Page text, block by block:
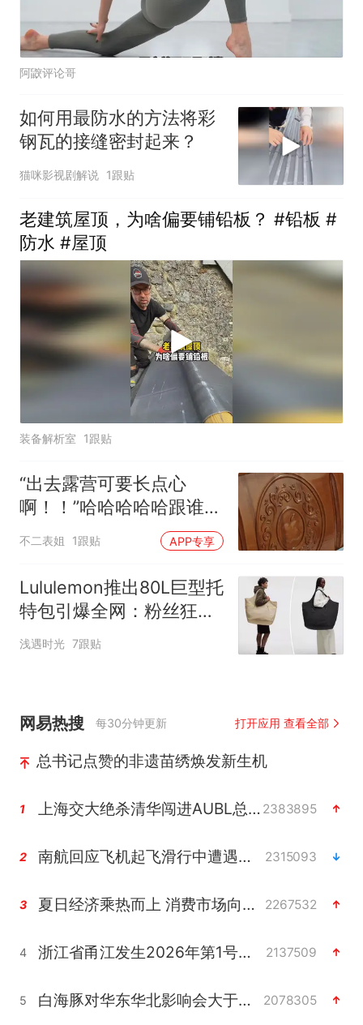
阿鼵评论哥
如何用最防水的方法将彩
钢瓦的接缝密封起来？
猫咪影视剧解说 1跟贴
老建筑屋顶，为啥偏要铺铅板？ #铅板 #
防水 #屋顶
装备解析室 1跟贴
“出去露营可要长点心
啊！！”哈哈哈哈哈跟谁借
的胆子敢这么干！！
不二表姐 1跟贴 APP专享
Lululemon推出80L巨型托
特包引爆全网：粉丝狂赞
“装下整个家”却吐槽“太小”
浅遇时光 7跟贴
网易热搜 每30分钟更新 打开应用 查看全部
总书记点赞的非遗苗绣焕发新生机
1 上海交大绝杀清华闯进AUBL总决赛 2383895
2 南航回应飞机起飞滑行中遭遇雷击 2315093
3 夏日经济乘热而上 消费市场向新而行 2267532
4 浙江省甬江发生2026年第1号洪水 2137509
5 白海豚对华东华北影响会大于巴威 2078305